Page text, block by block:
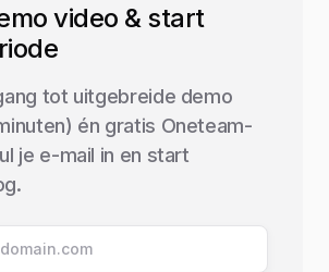
video & start
tot uitgebreide demo
én gratis Oneteam-
je e-mail in en start